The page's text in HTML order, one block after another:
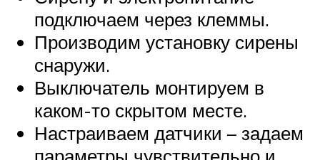
подключаем через клеммы.
Производим установку сирены
снаружи.
Выключатель монтируем в
каком-то скрытом месте.
Настраиваем датчики – задаем